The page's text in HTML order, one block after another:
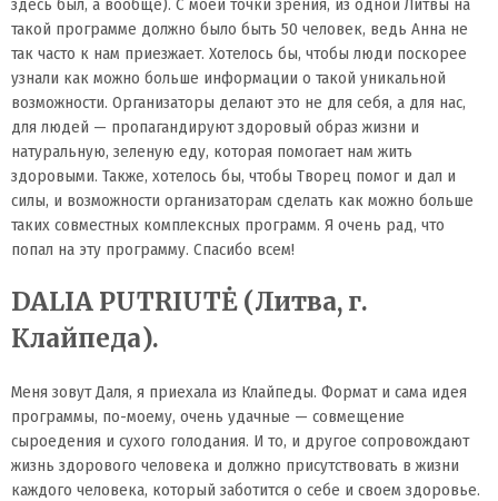
здесь был, а вообще). С моей точки зрения, из одной Литвы на
такой программе должно было быть 50 человек, ведь Анна не
так часто к нам приезжает. Хотелось бы, чтобы люди поскорее
узнали как можно больше информации о такой уникальной
возможности. Организаторы делают это не для себя, а для нас,
для людей — пропагандируют здоровый образ жизни и
натуральную, зеленую еду, которая помогает нам жить
здоровыми. Также, хотелось бы, чтобы Творец помог и дал и
силы, и возможности организаторам сделать как можно больше
таких совместных комплексных программ. Я очень рад, что
попал на эту программу. Спасибо всем!
DALIА PUTRIUTĖ (Литва, г.
Клайпеда).
Меня зовут Даля, я приехала из Клайпеды. Формат и сама идея
программы, по-моему, очень удачные — совмещение
сыроедения и сухого голодания. И то, и другое сопровождают
жизнь здорового человека и должно присутствовать в жизни
каждого человека, который заботится о себе и своем здоровье.